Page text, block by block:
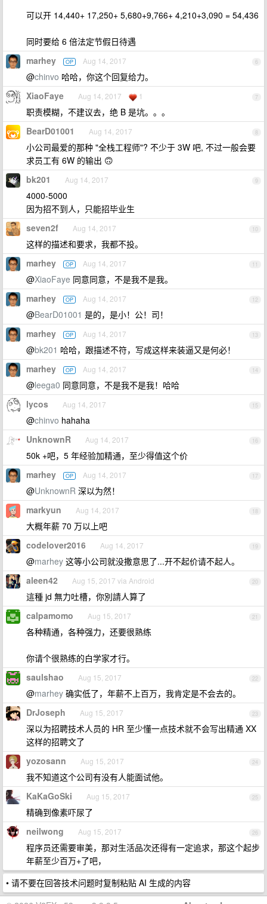
可以开 14,440+ 17,250+ 5,680+9,766+ 4,210+3,090 = 54,436
同时要给 6 倍法定节假日待遇
6
marhey OP Aug 14, 2017
@chinvo 哈哈，你这个回复给力。
7
XiaoFaye Aug 14, 2017 1
职责模糊，不建议去，绝 B 是坑。。。
8
BearD01001 Aug 14, 2017
小公司最爱的那种 "全栈工程师"? 不少于 3W 吧, 不过一般会要
求员工有 6W 的输出 🙃
9
bk201 Aug 14, 2017
4000-5000
因为招不到人，只能招毕业生
10
seven2f Aug 14, 2017
这样的描述和要求，我都不投。
11
marhey OP Aug 14, 2017
@XiaoFaye 同意同意，不是我不是我。
12
marhey OP Aug 14, 2017
@BearD01001 是的，是小！公！司！
13
marhey OP Aug 14, 2017
@bk201 哈哈，跟描述不符，写成这样来装逼又是何必！
14
marhey OP Aug 14, 2017
@leega0 同意同意，不是我不是我！哈哈
15
lycos Aug 14, 2017
@chinvo hahaha
16
UnknownR Aug 14, 2017
50k +吧，5 年经验加精通，至少得值这个价
17
marhey OP Aug 14, 2017
@UnknownR 深以为然！
18
markyun Aug 14, 2017
大概年薪 70 万以上吧
19
codelover2016 Aug 14, 2017
@marhey 这等小公司就没撒意思了...开不起价请不起人。
20
aleen42 Aug 15, 2017 via Android
這種 jd 無力吐槽，你別請人算了
21
calpamomo Aug 15, 2017
各种精通，各种强力，还要很熟练
你请个很熟练的白学家才行。
22
saulshao Aug 15, 2017
@marhey 确实低了，年薪不上百万，我肯定是不会去的。
23
DrJoseph Aug 15, 2017
深以为招聘技术人员的 HR 至少懂一点技术就不会写出精通 XX
这样的招聘文了
24
yozosann Aug 15, 2017
我不知道这个公司有没有人能面试他。
25
KaKaGoSki Aug 15, 2017
精确到像素吓尿了
26
neilwong Aug 15, 2017
程序员还需要审美，那对生活品次还得有一定追求，那这个起步
年薪至少百万+了吧，
• 请不要在回答技术问题时复制粘贴 AI 生成的内容